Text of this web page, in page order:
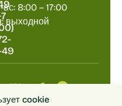
cookie
49
вс: 8:00 – 17:00
выходной